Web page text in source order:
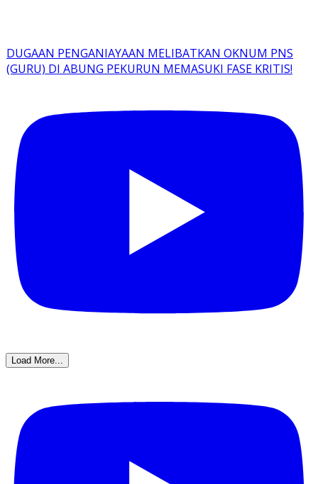
DUGAAN PENGANIAYAAN MELIBATKAN OKNUM PNS
(GURU) DI ABUNG PEKURUN MEMASUKI FASE KRITIS!
Load More...